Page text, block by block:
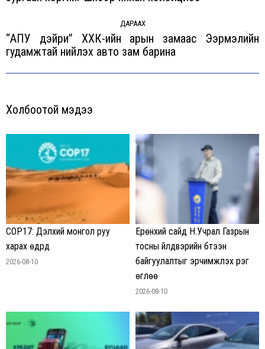
ДАРААХ
Next
“АПУ дэйри” ХХК-ийн арын замаас Ээрмэлийн
гудамжтай нийлэх авто зам барина
Холбоотой мэдээ
COP17: Дэлхий монгол руу
харах өдрүүд
2026-08-10
Ерөнхий сайд Н.Учрал Газрын
тосны үйлдвэрийн бүтээн
байгуулалтыг эрчимжүүлэх үүрэг
өглөө
2026-08-10